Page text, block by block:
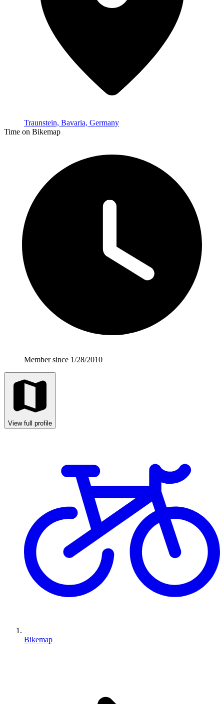
Traunstein, Bavaria, Germany
Time on Bikemap
Member since 1/28/2010
View full profile
Bikemap